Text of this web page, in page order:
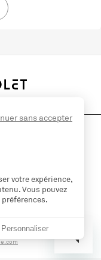
sans accepter
votre expérience,
Vous pouvez
Personnaliser